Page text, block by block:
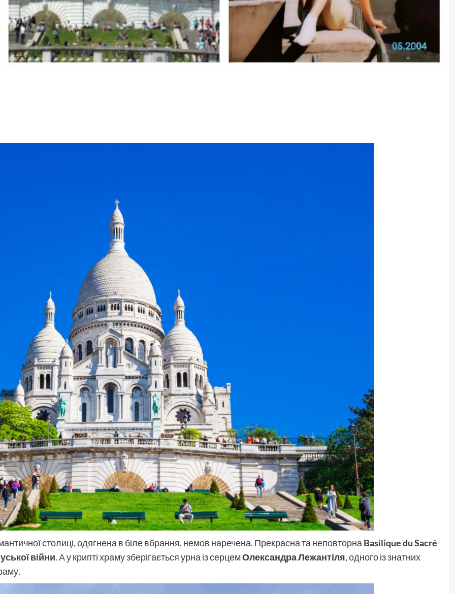
столиці, одягнена в біле вбрання, немов наречена. Прекрасна та неповторна Basilique du Sacré
війни. А у крипті храму зберігається урна із серцемОлександра Лежантіля, одного із знатних